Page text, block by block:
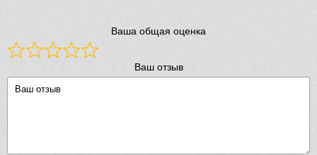
Ваша общая оценка
Ваш отзыв